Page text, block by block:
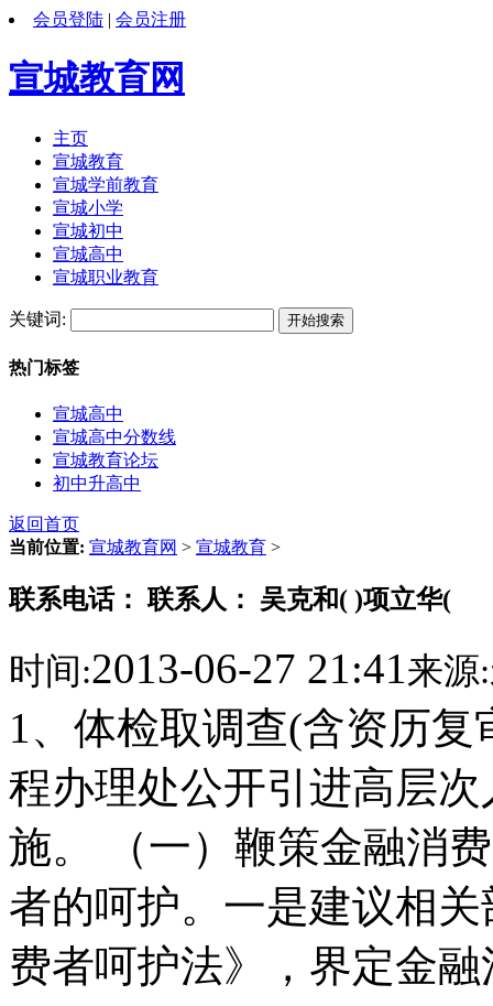
会员登陆 | 会员注册
宣城教育网
主页
宣城教育
宣城学前教育
宣城小学
宣城初中
宣城高中
宣城职业教育
关键词:
热门标签
宣城高中
宣城高中分数线
宣城教育论坛
初中升高中
返回首页
当前位置: 宣城教育网 > 宣城教育 >
联系电话： 联系人： 吴克和( )项立华(
时间:2013-06-27 21:41来源:
1、体检取调查(含资历
程办理处公开引进高层
施。 （一）鞭策金融消
者的呵护。一是建议相
费者呵护法》，界定金